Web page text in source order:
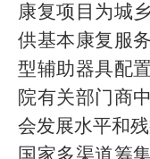
康复项目为城
供基本康复服
型辅助器具配
院有关部门商
会发展水平和
国家多渠道筹